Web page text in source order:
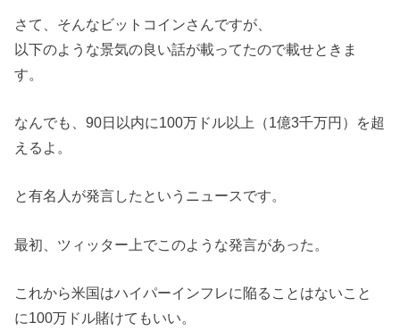
さて、そんなビットコインさんですが、
以下のような景気の良い話が載ってたので載せときま
す。
なんでも、90日以内に100万ドル以上（1億3千万円）を超
えるよ。
と有名人が発言したというニュースです。
最初、ツィッター上でこのような発言があった。
これから米国はハイパーインフレに陥ることはないこと
に100万ドル賭けてもいい。